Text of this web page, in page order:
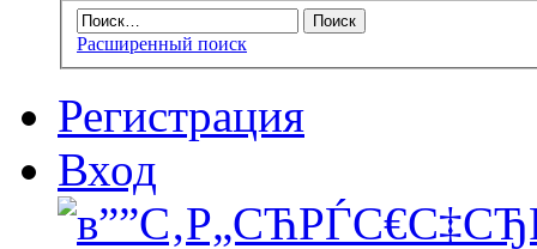
Расширенный поиск
Регистрация
Вход